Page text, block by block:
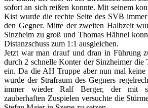
sofort an sich reißen konnte. Mit seinem
Kist wurde die rechte Seite des SVB
den Gegner. Mitte der zweiten Halbzeit
Sinzheim zu groß und Thomas Hähnel
Distanzschuss zum 1:1 ausgleichen.
Jetzt war man drauf und dran in Führung
durch 2 schnelle Konter der Sinzheimer die
ein. Da die AH Truppe aber nun mal keine
wurde der Strafraum des Gegners
immer wieder Ralf Berger, der mit
zauberhaften Zuspielen versuchte die